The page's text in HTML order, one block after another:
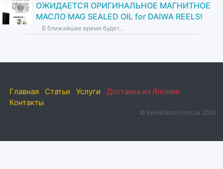
ОЖИДАЕТСЯ ОРИГИНАЛЬНОЕ МАГНИТНОЕ
МАСЛО MAG SEALED OIL for DAIWA REELS!
В ближайшее время будет...
Главная Статьи Услуги
Доставка из Японии
Контакты
© ReelMaster.com.ua 2026